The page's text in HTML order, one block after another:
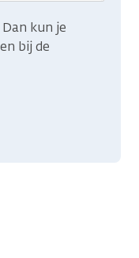
kun je
en bij de